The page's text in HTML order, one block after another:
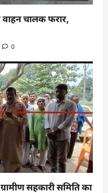
चालक फरार,
0
सहकारी समिति का